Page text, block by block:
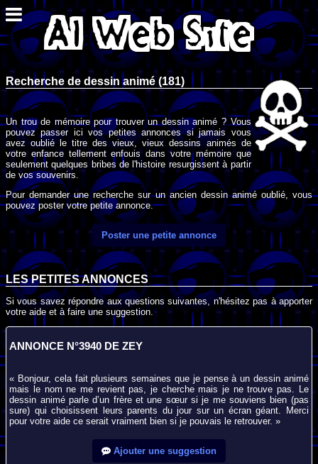
Recherche de dessin animé (181)
Un trou de mémoire pour trouver un dessin animé ? Vous
pouvez passer ici vos petites annonces si jamais vous
avez oublié le titre des vieux, vieux dessins animés de
votre enfance tellement enfouis dans votre mémoire que
seulement quelques bribes de l'histoire resurgissent à partir
de vos souvenirs.
Pour demander une recherche sur un ancien dessin animé oublié, vous
pouvez poster votre petite annonce.
Poster une petite annonce
LES PETITES ANNONCES
Si vous savez répondre aux questions suivantes, n'hésitez pas à apporter
votre aide et à faire une suggestion.
ANNONCE N°3940 DE ZEY
« Bonjour, cela fait plusieurs semaines que je pense à un dessin animé
mais le nom ne me revient pas, je cherche mais je ne trouve pas. Le
dessin animé parle d’un frère et une sœur si je me souviens bien (pas
sure) qui choisissent leurs parents du jour sur un écran géant. Merci
pour votre aide ce serait vraiment bien si je pouvais le retrouver. »
Ajouter une suggestion